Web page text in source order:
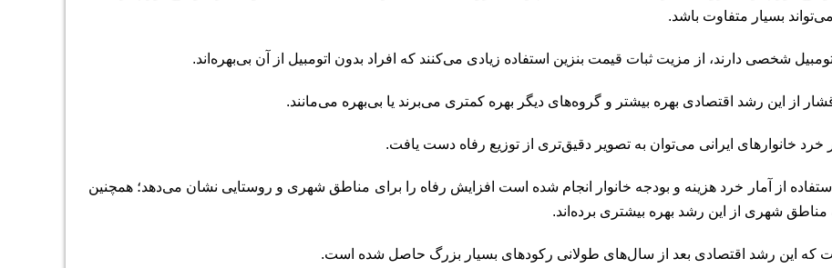
بسیار متفاوت باشد.
شخصی دارند، از مزیت ثبات قیمت بنزین استفاده زیادی می‌کنند که افراد بدون اتومبیل از آن بی‌بهره‌اند.
از این رشد اقتصادی بهره بیشتر و گروه‌های دیگر بهره کمتری می‌برند یا بی‌بهره می‌مانند.
خرد خانوارهای ایرانی می‌توان به تصویر دقیق‌تری از توزیع رفاه دست یافت.
از آمار خرد هزینه و بودجه خانوار انجام شده است افزایش رفاه را برای مناطق شهری و روستایی نشان می‌دهد؛ همچنین
شهری از این رشد بهره بیشتری برده‌اند.
که این رشد اقتصادی بعد از سال‌های طولانی رکودهای بسیار بزرگ حاصل شده است.